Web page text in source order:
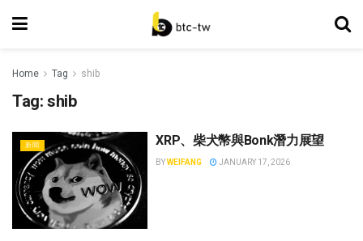
Home Tag shib
Tag: shib
新聞 XRP、柴犬幣與Bonk潛力展望
BYWEIFANG JANUARY 17, 2026